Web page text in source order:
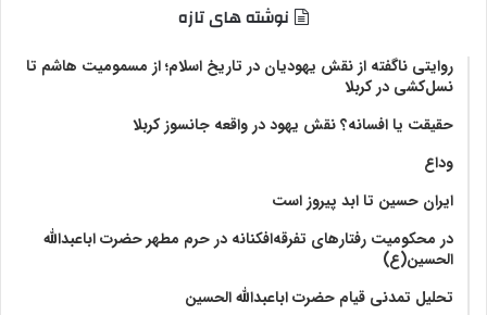
نوشته های تازه
روایتی ناگفته از نقش یهودیان در تاریخ اسلام؛ از مسمومیت هاشم تا
نسل‌کشی در کربلا
حقیقت یا افسانه؟‌ نقش یهود در واقعه جانسوز کربلا
وداع
ایران حسین تا ابد پیروز است
در محکومیت رفتارهای تفرقه‌افکنانه در حرم مطهر حضرت اباعبدالله
الحسین(ع)
تحلیل تمدنی قیام حضرت اباعبدالله الحسین